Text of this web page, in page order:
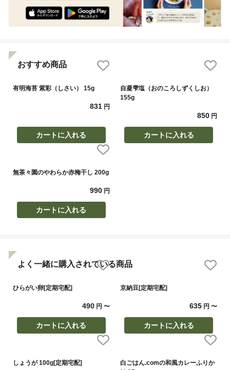
おすすめ商品
有明海苔 紫彩（しさい） 15g
831円
カートに入れる
自凝雫塩（おのころしずくしお）
155g
850 円
カートに入れる
無茶々園のやわらか赤梅干し 200g
990円
カートに入れる
よく一緒に購入されている商品
ひらがい卵[定期宅配]
490円 〜
カートに入れる
京納豆[定期宅配]
635 円〜
カートに入れる
しょうが 100g[定期宅配]
白ごはん.comの和風カレーふりか